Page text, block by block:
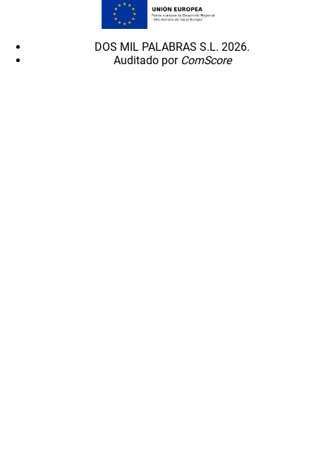
DOS MIL PALABRAS S.L. 2026.
Auditado por ComScore